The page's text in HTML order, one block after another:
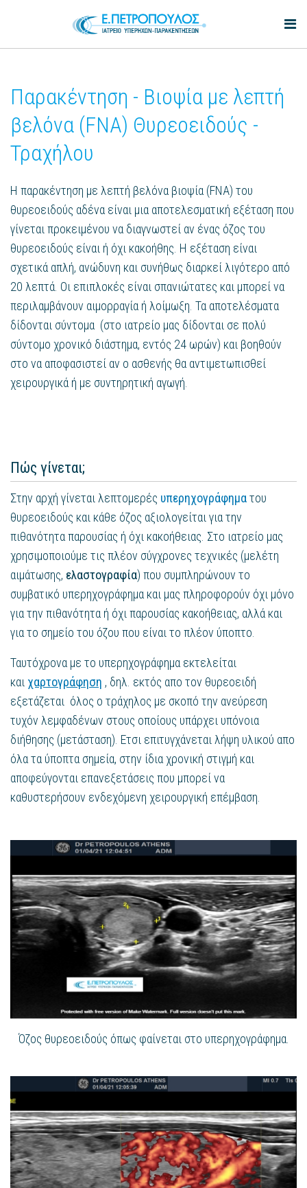
Παρακέντηση - Βιοψία με λεπτή
βελόνα (FNA) Θυρεοειδούς -
Τραχήλου
Η παρακέντηση με λεπτή βελόνα βιοψία (FNA) του
θυρεοειδούς αδένα είναι μια αποτελεσματική εξέταση που
γίνεται προκειμένου να διαγνωστεί αν ένας όζος του
θυρεοειδούς είναι ή όχι κακοήθης. Η εξέταση είναι
σχετικά απλή, ανώδυνη και συνήθως διαρκεί λιγότερο από
20 λεπτά. Οι επιπλοκές είναι σπανιώτατες και μπορεί να
περιλαμβάνουν αιμορραγία ή λοίμωξη. Τα αποτελέσματα
δίδονται σύντομα (στο ιατρείο μας δίδονται σε πολύ
σύντομο χρονικό διάστημα, εντός 24 ωρών) και βοηθούν
στο να αποφασιστεί αν ο ασθενής θα αντιμετωπισθεί
χειρουργικά ή με συντηρητική αγωγή.
Πώς γίνεται;
Στην αρχή γίνεται λεπτομερές υπερηχογράφηματου
θυρεοειδούς και κάθε όζος αξιολογείται για την
πιθανότητα παρουσίας ή όχι κακοήθειας. Στο ιατρείο μας
χρησιμοποιούμε τις πλέον σύγχρονες τεχνικές (μελέτη
αιμάτωσης, ελαστογραφία) που συμπληρώνουν το
συμβατικό υπερηχογράφημα και μας πληροφορούν όχι μόνο
για την πιθανότητα ή όχι παρουσίας κακοήθειας, αλλά και
για το σημείο του όζου που είναι το πλέον ύποπτο.
Ταυτόχρονα με το υπερηχογράφημα εκτελείται
και χαρτογράφηση , δηλ. εκτός απο τον θυρεοειδή
εξετάζεται όλος ο τράχηλος με σκοπό την ανεύρεση
τυχόν λεμφαδένων στους οποίους υπάρχει υπόνοια
διήθησης (μετάσταση). Ετσι επιτυγχάνεται λήψη υλικού απο
όλα τα ύποπτα σημεία, στην ίδια χρονική στιγμή και
αποφεύγονται επανεξετάσεις που μπορεί να
καθυστερήσουν ενδεχόμενη χειρουργική επέμβαση.
Όζος θυρεοειδούς όπως φαίνεται στο υπερηχογράφημα.